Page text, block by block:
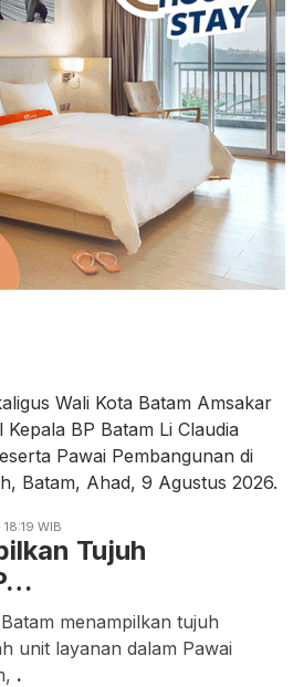
WIB
Tujuh
menampilkan tujuh
unit layanan dalam Pawai
.